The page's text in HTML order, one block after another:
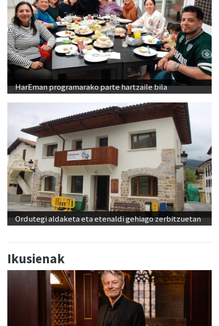
HarEman programarako parte hartzaile bila
Ordutegi aldaketa eta etenaldi gehiago zerbitzuetan
Ikusienak